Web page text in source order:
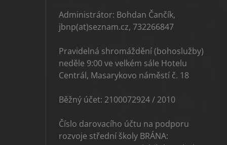
Administrátor: Bohdan Čančík,
jbnp(at)seznam.cz, 732266847
Pravidelná shromáždění (bohoslužby)
neděle 9:00 ve velkém sále Hotelu
Centrál, Masarykovo náměstí č. 18
Běžný účet: 2100072924 / 2010
Číslo darovacího účtu na podporu
rozvoje střední školy BRÁNA: